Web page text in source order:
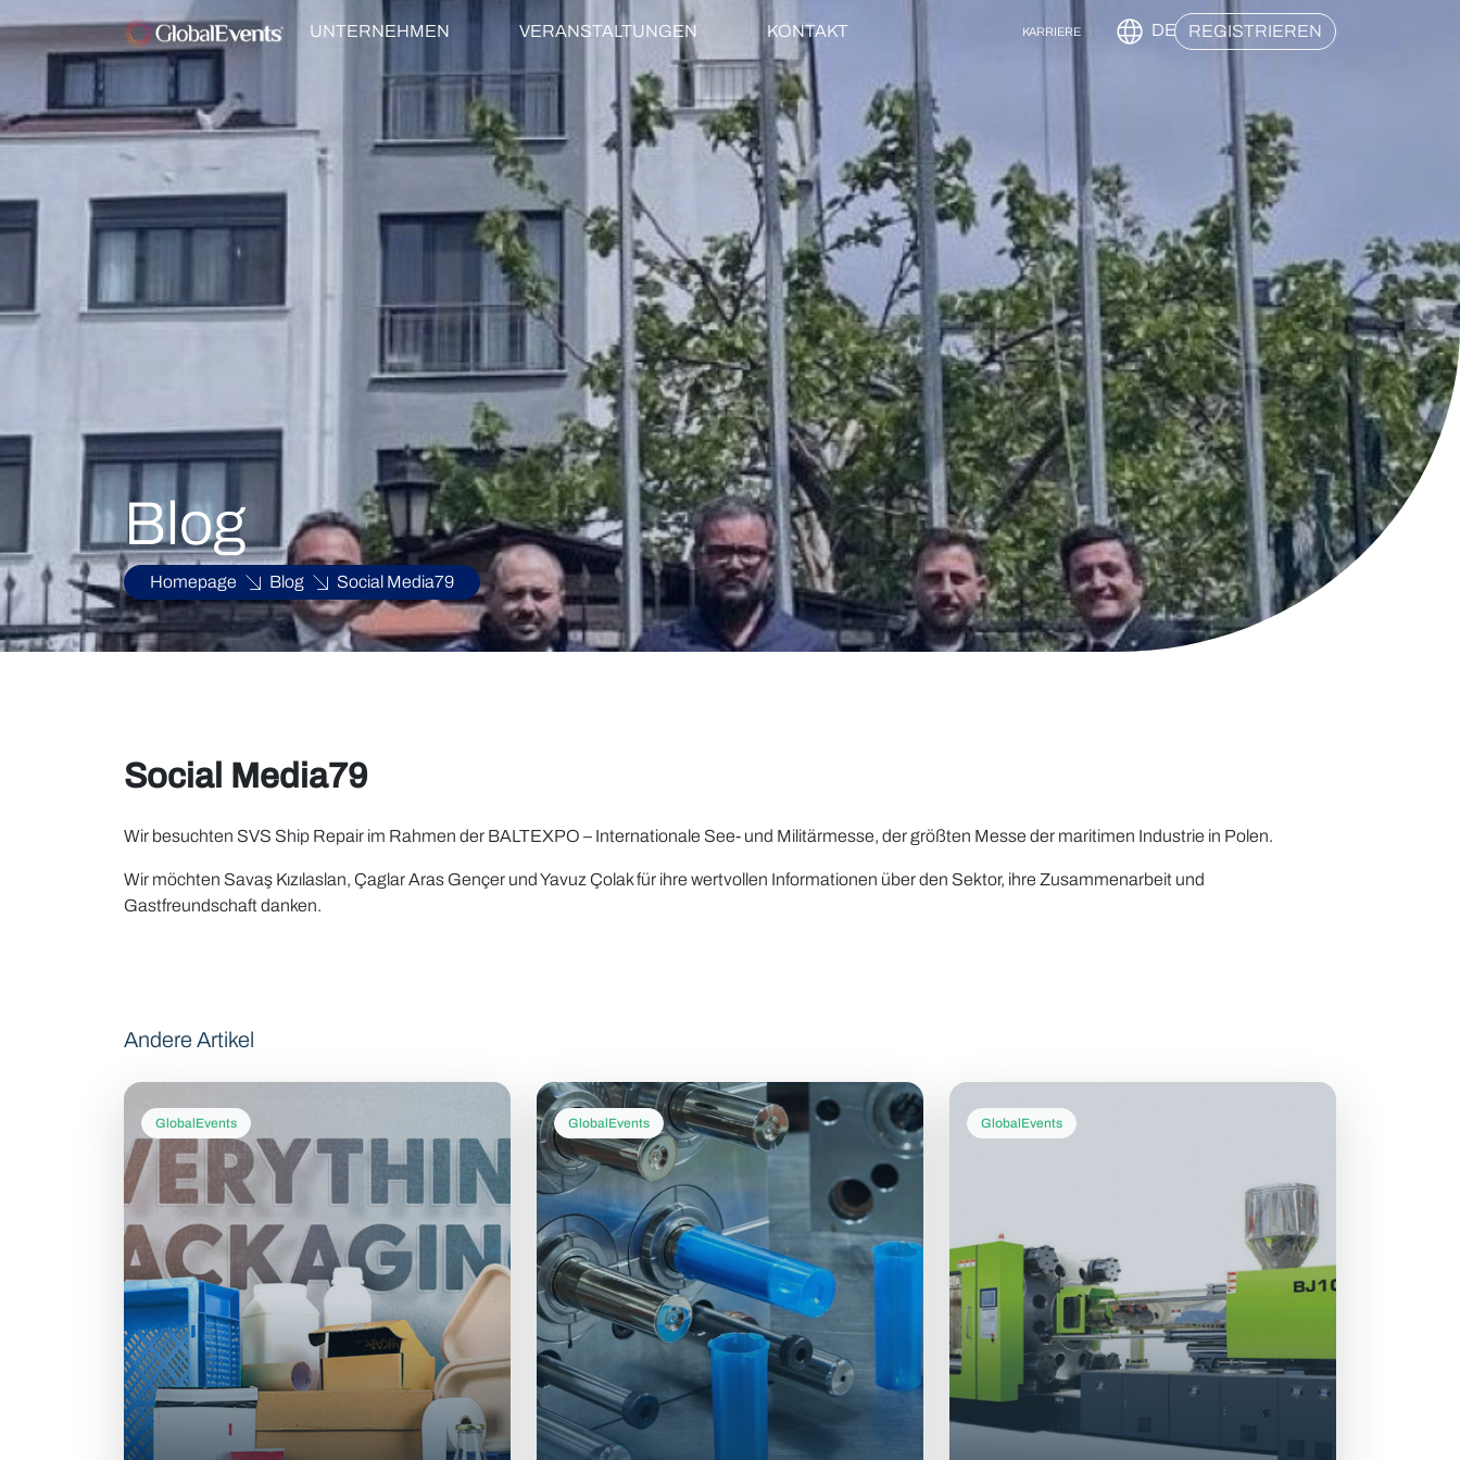
UNTERNEHMEN VERANSTALTUNGEN KONTAKT KARRIERE DE REGISTRIEREN
Blog
Homepage Blog Social Media79
Social Media79
Wir besuchten SVS Ship Repair im Rahmen der BALTEXPO – Internationale See- und Militärmesse, der größten Messe der maritimen Industrie in Polen.
Wir möchten Savaş Kızılaslan, Çaglar Aras Gençer und Yavuz Çolak für ihre wertvollen Informationen über den Sektor, ihre Zusammenarbeit und
Gastfreundschaft danken.
Andere Artikel
GlobalEvents GlobalEvents GlobalEvents